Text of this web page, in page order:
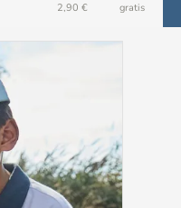
2,90 € gratis